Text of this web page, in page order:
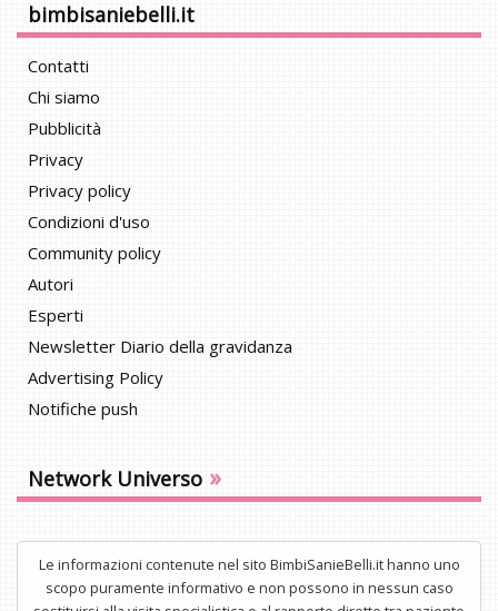
bimbisaniebelli.it
Contatti
Chi siamo
Pubblicità
Privacy
Privacy policy
Condizioni d'uso
Community policy
Autori
Esperti
Newsletter Diario della gravidanza
Advertising Policy
Notifiche push
Network Universo »
Le informazioni contenute nel sito BimbiSanieBelli.it hanno uno
scopo puramente informativo e non possono in nessun caso